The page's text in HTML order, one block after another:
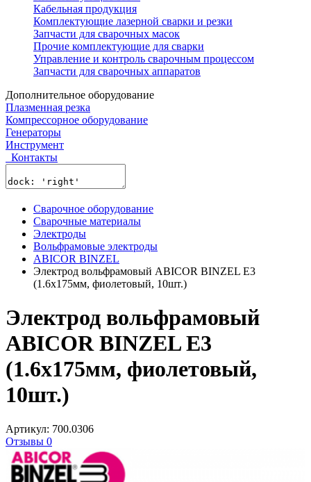
Кабельная продукция
Комплектующие лазерной сварки и резки
Запчасти для сварочных масок
Прочие комплектующие для сварки
Управление и контроль сварочным процессом
Запчасти для сварочных аппаратов
Дополнительное оборудование
Плазменная резка
Компрессорное оборудование
Генераторы
Инструмент
Контакты
Сварочное оборудование
Сварочные материалы
Электроды
Вольфрамовые электроды
ABICOR BINZEL
Электрод вольфрамовый ABICOR BINZEL E3
(1.6х175мм, фиолетовый, 10шт.)
Электрод вольфрамовый
ABICOR BINZEL E3
(1.6х175мм, фиолетовый,
10шт.)
Артикул: 700.0306
Отзывы 0